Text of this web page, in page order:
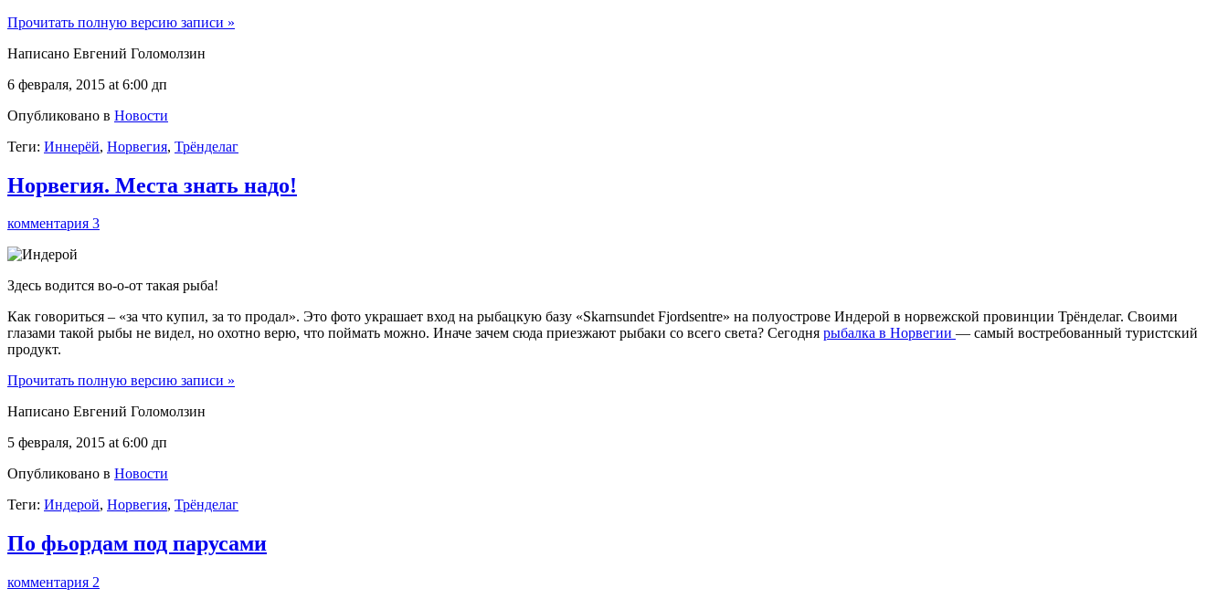
Прочитать полную версию записи »
Написано Евгений Голомолзин
6 февраля, 2015 at 6:00 дп
Опубликовано в Новости
Теги: Иннерёй, Норвегия, Трёнделаг
Норвегия. Места знать надо!
комментария 3
Здесь водится во-о-от такая рыба!
Как говориться – «за что купил, за то продал». Это фото украшает вход на рыбацкую базу «Skarnsundet Fjordsentre» на полуострове Индерой в норвежской провинции Трёнделаг. Своими
глазами такой рыбы не видел, но охотно верю, что поймать можно. Иначе зачем сюда приезжают рыбаки со всего света? Сегодня рыбалка в Норвегии — самый востребованный туристский
продукт.
Прочитать полную версию записи »
Написано Евгений Голомолзин
5 февраля, 2015 at 6:00 дп
Опубликовано в Новости
Теги: Индерой, Норвегия, Трёнделаг
По фьордам под парусами
комментария 2